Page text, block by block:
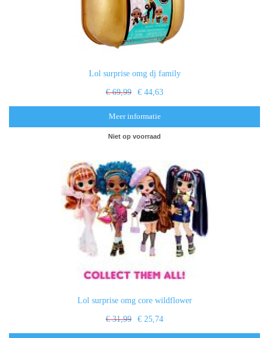
Lol surprise omg dj family
€ 69,99 € 44,63
Meer informatie
Niet op voorraad
Lol surprise omg core wildflower
€ 31,99 € 25,74